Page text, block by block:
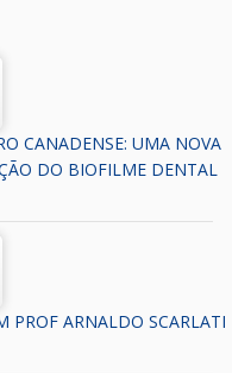
CANADENSE: UMA NOVA
DO BIOFILME DENTAL
PROF ARNALDO SCARLATI